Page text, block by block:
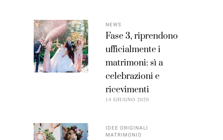
NEWS
Fase 3, riprendono
ufficialmente i
matrimoni: sì a
celebrazioni e
ricevimenti
14 GIUGNO 2020
IDEE ORIGINALI
MATRIMONIO